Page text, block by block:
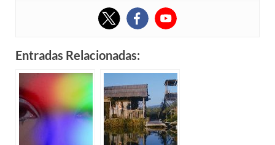
Entradas Relacionadas: